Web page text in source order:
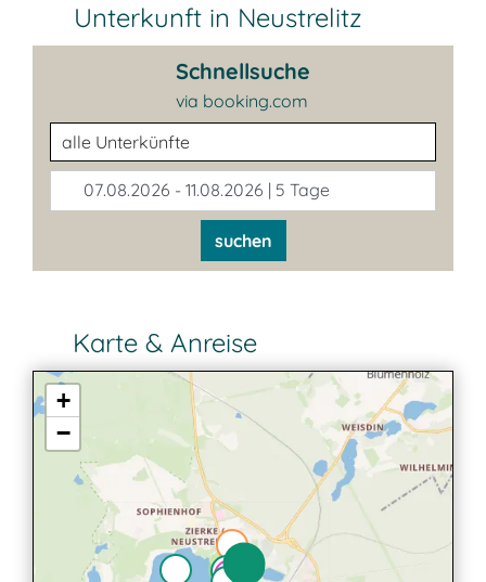
Unterkunft in Neustrelitz
Schnellsuche
via booking.com
Unterkunftsart
07.08.2026 - 11.08.2026 | 5 Tage
suchen
Karte & Anreise
+
−